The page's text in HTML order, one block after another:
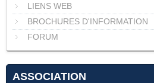
LIENS WEB
BROCHURES D'INFORMATION
FORUM
ASSOCIATION